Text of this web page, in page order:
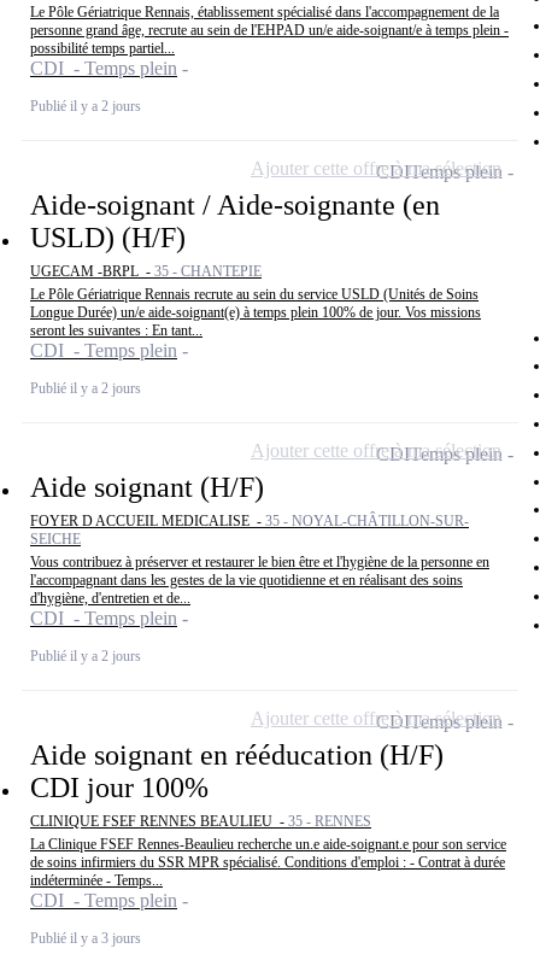
Le Pôle Gériatrique Rennais, établissement spécialisé dans l'accompagnement de la
personne grand âge, recrute au sein de l'EHPAD un/e aide-soignant/e à temps plein -
possibilité temps partiel...
CDI - Temps plein
Publié il y a 2 jours
Aide-soignant / Aide-soignante (en
USLD) (H/F)
UGECAM -BRPL - 35 - CHANTEPIE
Le Pôle Gériatrique Rennais recrute au sein du service USLD (Unités de Soins
Longue Durée) un/e aide-soignant(e) à temps plein 100% de jour. Vos missions
seront les suivantes : En tant...
CDI - Temps plein
Publié il y a 2 jours
CDITemps plein
Ajouter cette offre à ma sélection
Aide soignant (H/F)
FOYER D ACCUEIL MEDICALISE - 35 - NOYAL-CHÂTILLON-SUR-
SEICHE
Vous contribuez à préserver et restaurer le bien être et l'hygiène de la personne en
l'accompagnant dans les gestes de la vie quotidienne et en réalisant des soins
d'hygiène, d'entretien et de...
CDI - Temps plein
Publié il y a 2 jours
CDITemps plein
Ajouter cette offre à ma sélection
Aide soignant en rééducation (H/F)
CDI jour 100%
CLINIQUE FSEF RENNES BEAULIEU - 35 - RENNES
La Clinique FSEF Rennes-Beaulieu recherche un.e aide-soignant.e pour son service
de soins infirmiers du SSR MPR spécialisé. Conditions d'emploi : - Contrat à durée
indéterminée - Temps...
CDI - Temps plein
Publié il y a 3 jours
CDITemps plein
Ajouter cette offre à ma sélection